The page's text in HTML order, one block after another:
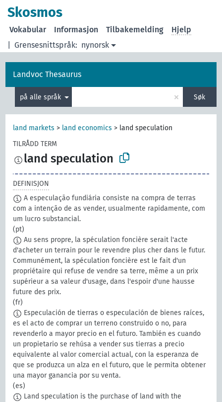
Skosmos
Grensesnittspråk: nynorsk
Vokabular Informasjon Tilbakemelding Hjelp
Landvoc Thesaurus
på alle språk × Søk
land markets > land economics > land speculation
TILRÅDD TERM
land speculation
DEFINISJON
A especulação fundiária consiste na compra de terras
com a intenção de as vender, usualmente rapidamente, com
um lucro substancial.
(pt)
Au sens propre, la spéculation foncière serait l'acte
d'acheter un terrain pour le revendre plus cher dans le futur.
Communément, la spéculation foncière est le fait d'un
propriétaire qui refuse de vendre sa terre, même a un prix
supérieur a sa valeur d'usage, dans l'espoir d'une hausse
future des prix.
(fr)
Especulación de tierras o especulación de bienes raíces,
es el acto de comprar un terreno construido o no, para
revenderlo a mayor precio en el futuro. También es cuando
un propietario se rehúsa a vender sus tierras a precio
equivalente al valor comercial actual, con la esperanza de
que se produzca un alza en el futuro, que le permita obtener
una mayor ganancia por su venta.
(es)
Land speculation is the purchase of land with the